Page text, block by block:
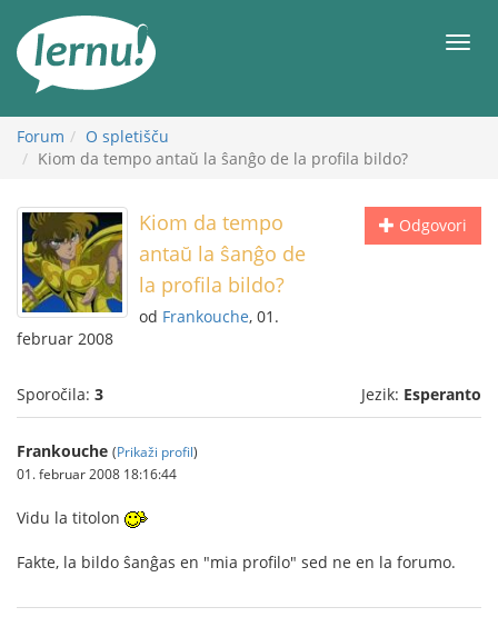
vsebini
Meni
Forum
O spletišču
Kiom da tempo antaŭ la ŝanĝo de la profila bildo?
Odgovori
Kiom da tempo
antaŭ la ŝanĝo de
la profila bildo?
od Frankouche, 01.
februar 2008
Sporočila: 3 Jezik: Esperanto
Frankouche (Prikaži profil)
01. februar 2008 18:16:44
Vidu la titolon
Fakte, la bildo ŝanĝas en "mia profilo" sed ne en la forumo.